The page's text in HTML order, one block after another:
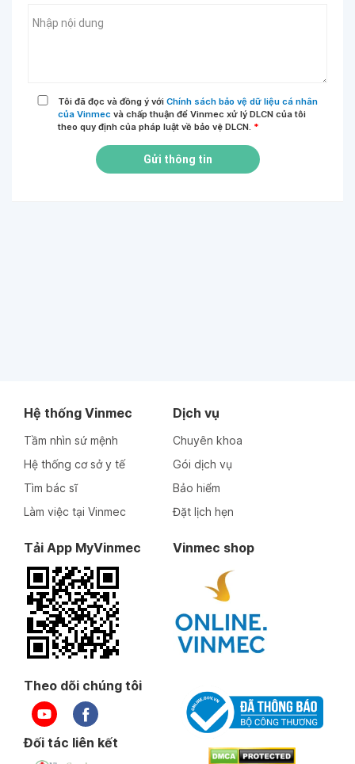
Tôi đã đọc và đồng ý với Chính sách bảo vệ dữ liệu cá nhân
của Vinmec và chấp thuận để Vinmec xử lý DLCN của tôi
theo quy định của pháp luật về bảo vệ DLCN. *
Gửi thông tin
Hệ thống Vinmec
Tầm nhìn sứ mệnh
Hệ thống cơ sở y tế
Tìm bác sĩ
Làm việc tại Vinmec
Dịch vụ
Chuyên khoa
Gói dịch vụ
Bảo hiểm
Đặt lịch hẹn
Tải App MyVinmec Vinmec shop
Theo dõi chúng tôi
Đối tác liên kết